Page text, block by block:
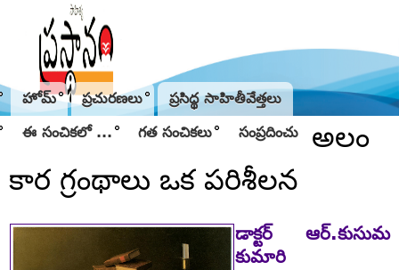
హోమ్ ప్రచురణలు ప్రసిద్థ సాహితీవేత్తలు
ఈ సంచికలో ... గత సంచికలు సంప్రదించు
అలం
కార గ్రంథాలు ఒక పరిశీలన
డాక్టర్‌ ఆర్‌.కుసుమ
కుమారి